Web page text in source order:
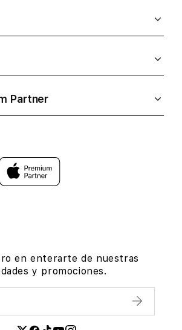
Partner
en enterarte de nuestras
y promociones.